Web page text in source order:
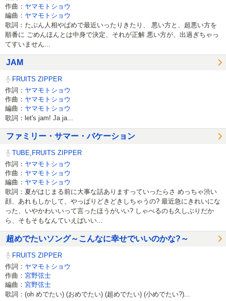
作曲： ヤマモトショウ
編曲： ヤマモトショウ
歌詞：たぶん人相やばめで最近いったりきたり、 悪い方と、超悪い方を
順番に ごめんほんとは中身で決定、それが正解 悪い方が、出過ぎちゃっ
てすいません...
JAM
FRUITS ZIPPER
作詞： ヤマモトショウ
作曲： ヤマモトショウ
編曲： ヤマモトショウ
歌詞：let's jam! Ja ja...
ファミリー・サマー・バケーション
TUBE,FRUITS ZIPPER
作詞： ヤマモトショウ
作曲： ヤマモトショウ
編曲： ヤマモトショウ
歌詞：夏がはじまる前に大事な話ありますっていったらさ めっちゃ渋い
顔、あれもしかして、やっぱりどきどきしちゃうの? 最近急にきれいにな
った、いやかわいいって言ったほうがいい? しゃべるのも久しぶりだか
ら、そもそもなんていえばいい...
超めでたいソング～こんなに幸せでいいのかな?～
FRUITS ZIPPER
作詞： ヤマモトショウ
作曲： 宮野弦士
編曲： 宮野弦士
歌詞：(oh めでたい) (おめでたい) (超めでたい) (小めでたい?)...